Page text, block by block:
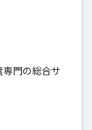
門の総合サ